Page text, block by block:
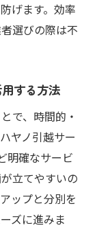
率的活用術
ス活用例
者の選択
特徴
れを紹介
げます。効率
選びの際は不
する方法
で、時間的・
ヤノ引越サー
明確なサービ
立てやすいの
ップと分別を
ズに進みま